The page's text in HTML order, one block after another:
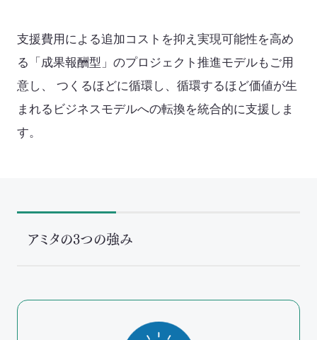
セミナー・イベント
会社概要
業務連携
支援費用による追加コストを抑え実現可能性を高め
る「成果報酬型」のプロジェクト推進モデルもご用
意し、 つくるほどに循環し、循環するほど価値が生
まれるビジネスモデルへの転換を統合的に支援しま
す。
アミタの3つの強み